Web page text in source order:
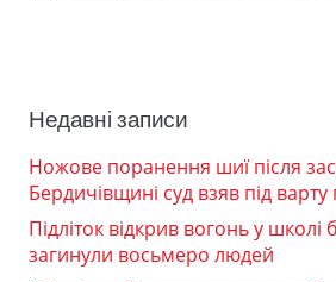
Недавні записи
Ножове поранення шиї після
Бердичівщині суд взяв під
Підліток відкрив вогонь у школі
загинули восьмеро людей